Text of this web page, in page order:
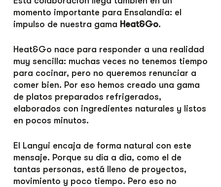
momento importante para Ensalandia: el
impulso de nuestra gama Heat&Go.
Heat&Go nace para responder a una realidad
muy sencilla: muchas veces no tenemos tiempo
para cocinar, pero no queremos renunciar a
comer bien. Por eso hemos creado una gama
de platos preparados refrigerados,
elaborados con ingredientes naturales y listos
en pocos minutos.
El Langui encaja de forma natural con este
mensaje. Porque su día a día, como el de
tantas personas, está lleno de proyectos,
movimiento y poco tiempo. Pero eso no